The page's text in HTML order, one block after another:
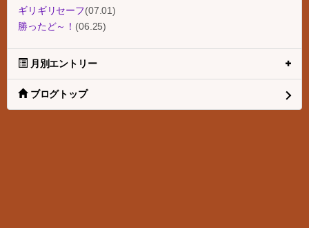
ギリギリセーフ(07.01)
勝ったど～！ (06.25)
月別エントリー
ブログトップ